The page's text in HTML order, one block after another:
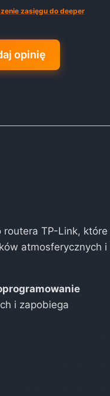
zasięgu do deeper
opinię
routera TP-Link, które
atmosferycznych i
i zapobiega